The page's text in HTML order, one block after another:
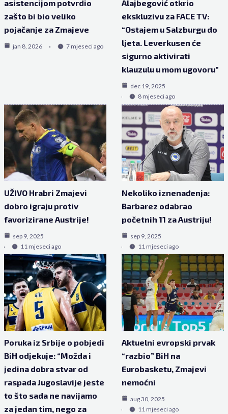
asistencijom potvrdio
zašto bi bio veliko
pojačanje za Zmajeve
jan 8, 2026 7 mjeseci ago
Alajbegović otkrio
ekskluzivu za FACE TV:
“Ostajem u Salzburgu do
ljeta. Leverkusen će
sigurno aktivirati
klauzulu u mom ugovoru”
dec 19, 2025
8 mjeseci ago
UŽIVO Hrabri Zmajevi
dobro igraju protiv
favorizirane Austrije!
sep 9, 2025
11 mjeseci ago
Nekoliko iznenađenja:
Barbarez odabrao
početnih 11 za Austriju!
sep 9, 2025
11 mjeseci ago
Poruka iz Srbije o pobjedi
BiH odjekuje: “Možda i
jedina dobra stvar od
raspada Jugoslavije jeste
to što sada ne navijamo
za jedan tim, nego za
Aktuelni evropski prvak
“razbio” BiH na
Eurobasketu, Zmajevi
nemoćni
aug 30, 2025
11 mjeseci ago